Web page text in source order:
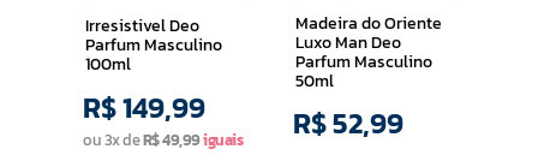
Irresistivel Deo
Parfum Masculino
100ml
R$149,99
ou3x deR$49,99
Madeira do Oriente
Luxo Man Deo
Parfum Masculino
50ml
R$52,99